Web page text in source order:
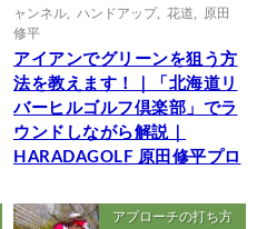
ャンネル
ハンドアップ, 花道
原田
修平
アイアンでグリーンを狙う方
法を教えます！｜「北海道リ
バーヒルゴルフ倶楽部」でラ
ウンドしながら解説｜
HARADAGOLF 原田修平プロ
アプローチの打ち方